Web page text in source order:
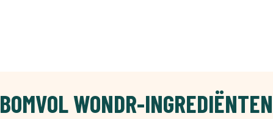
BOMVOL WONDR-INGREDIËNTEN